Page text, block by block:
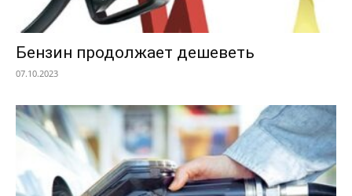
Бензин продолжает дешеветь
07.10.2023